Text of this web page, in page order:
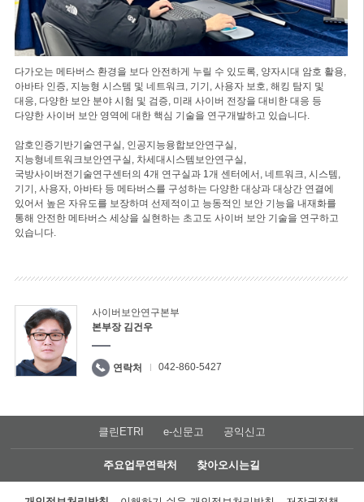
다가오는 메타버스 환경을 보다 안전하게 누릴 수 있도록, 양자시대 암호 활용,
아바타 인증, 지능형 시스템 및 네트워크, 기기, 사용자 보호, 해킹 탐지 및
대응, 다양한 보안 분야 시험 및 검증, 미래 사이버 전장을 대비한 대응 등
다양한 사이버 보안 영역에 대한 핵심 기술을 연구개발하고 있습니다.
암호인증기반기술연구실, 인공지능융합보안연구실,
지능형네트워크보안연구실, 차세대시스템보안연구실,
국방사이버전기술연구센터의 4개 연구실과 1개 센터에서, 네트워크, 시스템,
기기, 사용자, 아바타 등 메타버스를 구성하는 다양한 대상과 대상간 연결에
있어서 높은 자유도를 보장하며 선제적이고 능동적인 보안 기능을 내재화를
통해 안전한 메타버스 세상을 실현하는 초고도 사이버 보안 기술을 연구하고
있습니다.
사이버보안연구본부
본부장 김건우
연락처 042-860-5427
클린ETRI e-신문고 공익신고
주요업무연락처 찾아오시는길